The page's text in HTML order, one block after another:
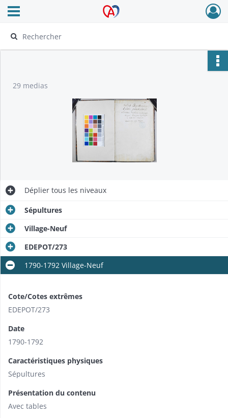
Archives Alsace - Colmar
Ouvrir le menu déroulant
29 medias
Déplier tous les niveaux
Sépultures
Village-Neuf
EDEPOT/273
1790-1792 Village-Neuf
Cote/Cotes extrêmes
EDEPOT/273
Date
1790-1792
Caractéristiques physiques
Sépultures
Présentation du contenu
Avec tables